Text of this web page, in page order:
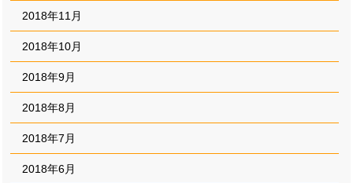
2018年11月
2018年10月
2018年9月
2018年8月
2018年7月
2018年6月